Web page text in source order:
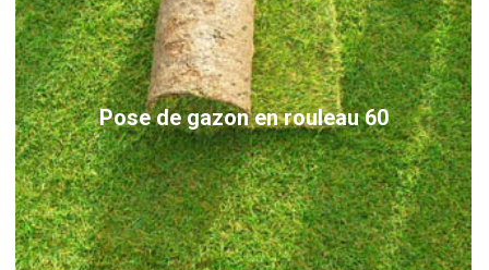
Pose de gazon en rouleau 60